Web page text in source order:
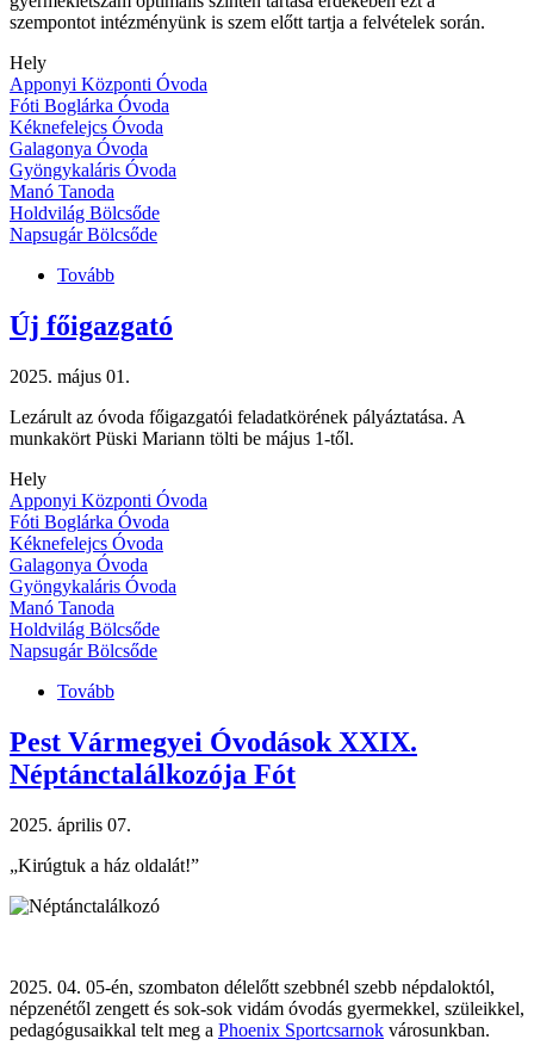
szempontot intézményünk is szem előtt tartja a felvételek során.
Hely
Apponyi Központi Óvoda
Fóti Boglárka Óvoda
Kéknefelejcs Óvoda
Galagonya Óvoda
Gyöngykaláris Óvoda
Manó Tanoda
Holdvilág Bölcsőde
Napsugár Bölcsőde
Tovább
MINICSOPORTOK
ÉS
BÖLCSŐDEI-
ÓVODAI
Új főigazgató
2025. május 01.
Lezárult az óvoda főigazgatói feladatkörének pályáztatása. A
munkakört Püski Mariann tölti be május 1-től.
Hely
Apponyi Központi Óvoda
Fóti Boglárka Óvoda
Kéknefelejcs Óvoda
Galagonya Óvoda
Gyöngykaláris Óvoda
Manó Tanoda
Holdvilág Bölcsőde
Napsugár Bölcsőde
Tovább
Pest Vármegyei Óvodások XXIX.
Néptánctalálkozója Fót
2025. április 07.
„Kirúgtuk a ház oldalát!”
2025. 04. 05-én, szombaton délelőtt szebbnél szebb népdaloktól,
népzenétől zengett és sok-sok vidám óvodás gyermekkel, szüleikkel,
pedagógusaikkal telt meg a Phoenix Sportcsarnok városunkban.